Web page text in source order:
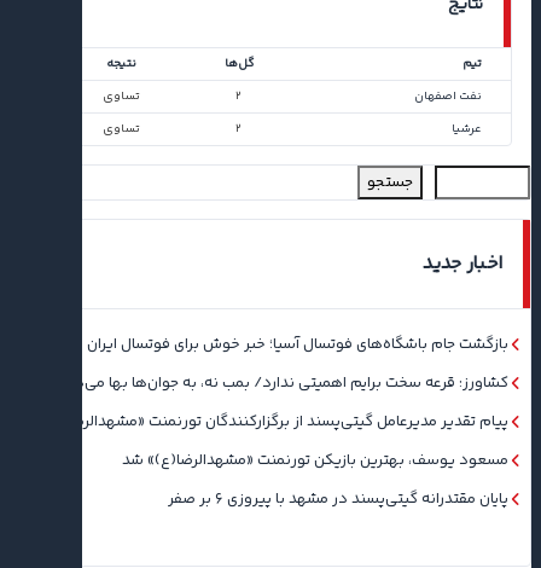
تیم گل‌ها
نتیجه
نفت اصفهان
۲
تساوی
عرشیا
۲ تساوی
جستجو
اخبار جدید
بازگشت جام باشگاه‌های فوتسال آسیا؛ خبر خوش برای فوتسال ایران
کشاورز: قرعه سخت برایم اهمیتی ندارد/ بمب نه، به جوان‌ها بها می‌دهم
پیام تقدیر مدیرعامل گیتی‌پسند از برگزارکنندگان تورنمنت «مشهدالرضا(ع)»
مسعود یوسف، بهترین بازیکن تورنمنت «مشهدالرضا(ع)» شد
پایان مقتدرانه گیتی‌پسند در مشهد با پیروزی ۶ بر صفر